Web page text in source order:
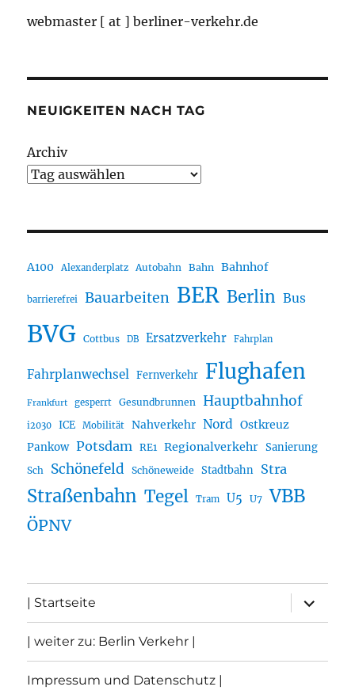
webmaster [ at ] berliner-verkehr.de
NEUIGKEITEN NACH TAG
Archiv
A100 Alexanderplatz Autobahn Bahn Bahnhof
barrierefrei Bauarbeiten BER Berlin Bus
BVG Cottbus DB Ersatzverkehr Fahrplan
Fahrplanwechsel Fernverkehr Flughafen
Frankfurt gesperrt Gesundbrunnen Hauptbahnhof
i2030 ICE Mobilität Nahverkehr Nord Ostkreuz
Pankow Potsdam RE1 Regionalverkehr Sanierung
Sch Schönefeld Schöneweide Stadtbahn Stra
Straßenbahn Tegel Tram U5 U7 VBB
ÖPNV
| Startseite
öffnen
| weiter zu: Berlin Verkehr |
Impressum und Datenschutz |